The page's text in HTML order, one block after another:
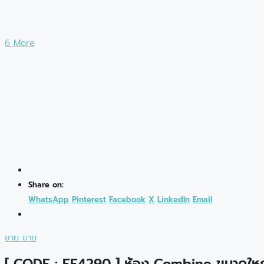
6 More
Share on:
WhatsApp Pinterest Facebook X LinkedIn Email
ขาย ขาย